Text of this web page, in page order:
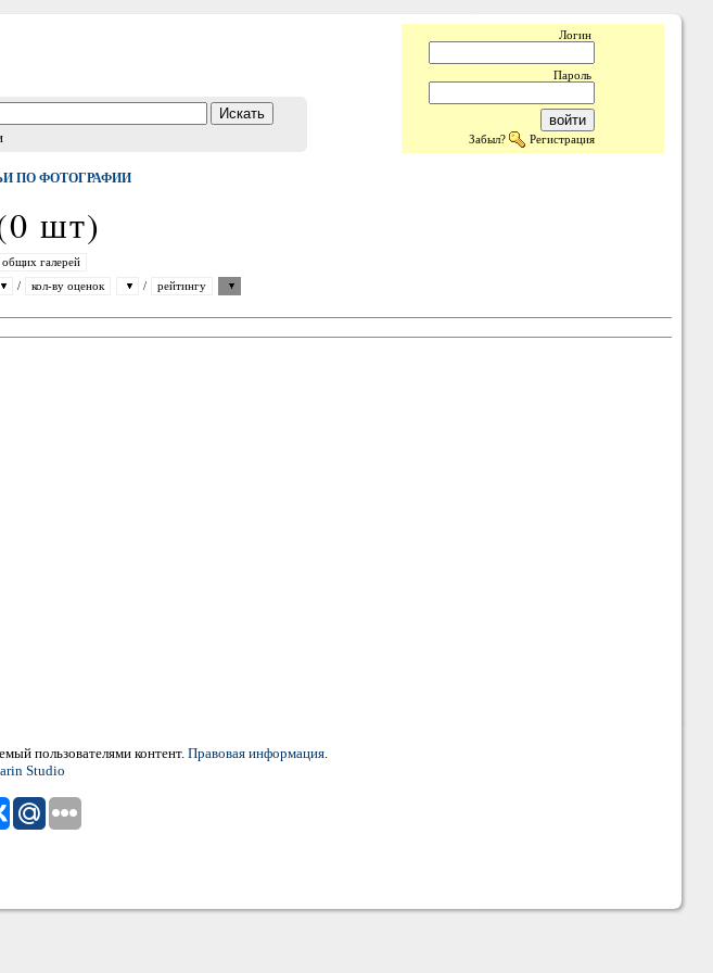
Логин
Пароль
Забыл? Регистрация
ПО ФОТОГРАФИИ
шт)
галерей
/ кол-ву оценок / рейтингу
пользователями контент.Правовая информация.
Studio